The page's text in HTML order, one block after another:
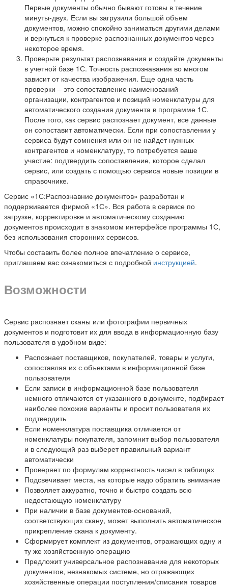
Первые документы обычно бывают готовы в течение
минуты-двух. Если вы загрузили большой объем
документов, можно спокойно заниматься другими делами
и вернуться к проверке распознанных документов через
некоторое время.
Проверьте результат распознавания и создайте документы
в учетной базе 1С. Точность распознавания во многом
зависит от качества изображения. Еще одна часть
проверки – это сопоставление наименований
организации, контрагентов и позиций номенклатуры для
автоматического создания документа в программе 1С.
После того, как сервис распознает документ, все данные
он сопоставит автоматически. Если при сопоставлении у
сервиса будут сомнения или он не найдет нужных
контрагентов и номенклатуру, то потребуется ваше
участие: подтвердить сопоставление, которое сделал
сервис, или создать с помощью сервиса новые позиции в
справочнике.
Сервис «1С:Распознавние документов» разработан и
поддерживается фирмой «1С». Вся работа в сервисе по
загрузке, корректировке и автоматическому созданию
документов происходит в знакомом интерфейсе программы 1С,
без использования сторонних сервисов.
Чтобы составить более полное впечатление о сервисе,
приглашаем вас ознакомиться с подробной инструкцией.
Возможности
Сервис распознает сканы или фотографии первичных
документов и подготовит их для ввода в информационную базу
пользователя в удобном виде:
Распознает поставщиков, покупателей, товары и услуги,
сопоставляя их с объектами в информационной базе
пользователя
Если записи в информационной базе пользователя
немного отличаются от указанного в документе, подбирает
наиболее похожие варианты и просит пользователя их
подтвердить
Если номенклатура поставщика отличается от
номенклатуры покупателя, запомнит выбор пользователя
и в следующий раз выберет правильный вариант
автоматически
Проверяет по формулам корректность чисел в таблицах
Подсвечивает места, на которые надо обратить внимание
Позволяет аккуратно, точно и быстро создать всю
недостающую номенклатуру
При наличии в базе документов-оснований,
соответствующих скану, может выполнить автоматическое
прикрепление скана к документу.
Сформирует комплект из документов, отражающих одну и
ту же хозяйственную операцию
Предложит универсальное распознавание для некоторых
документов, незнакомых системе, но отражающих
хозяйственные операции поступления/списания товаров